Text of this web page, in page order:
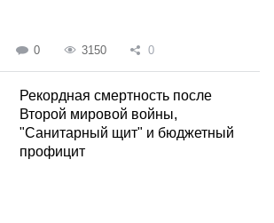
0 3150 0
Рекордная смертность после
Второй мировой войны,
"Санитарный щит" и бюджетный
профицит